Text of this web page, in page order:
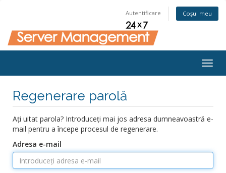
Autentificare Coșul meu
Regenerare parolă
Ați uitat parola? Introduceți mai jos adresa dumneavoastră e-
mail pentru a începe procesul de regenerare.
Adresa e-mail